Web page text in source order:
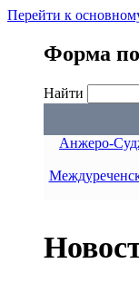
Перейти к
Форма
Найти
Анжеро-